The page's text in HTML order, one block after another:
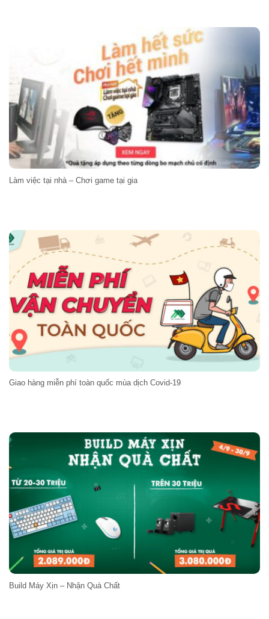
Làm việc tại nhà – Chơi game tại gia
Giao hàng miễn phí toàn quốc mùa dịch Covid-19
Build Máy Xịn – Nhận Quà Chất